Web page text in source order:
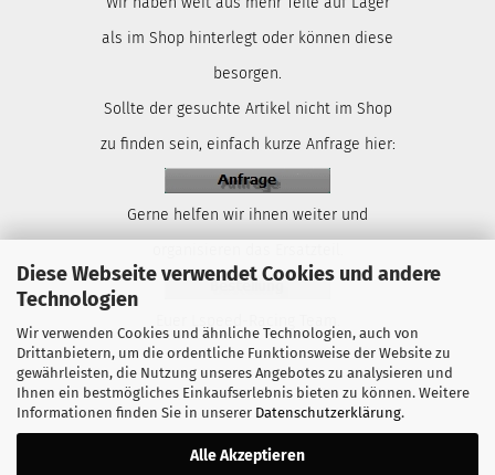
Diese Webseite verwendet Cookies und andere
Technologien
Wir verwenden Cookies und ähnliche Technologien, auch von
Drittanbietern, um die ordentliche Funktionsweise der Website zu
gewährleisten, die Nutzung unseres Angebotes zu analysieren und
Ihnen ein bestmögliches Einkaufserlebnis bieten zu können. Weitere
Informationen finden Sie in unserer Datenschutzerklärung.
Alle Akzeptieren
als im Shop hinterlegt oder können diese
besorgen.
Sollte der gesuchte Artikel nicht im Shop
zu finden sein, einfach kurze Anfrage hier:
Gerne helfen wir ihnen weiter und